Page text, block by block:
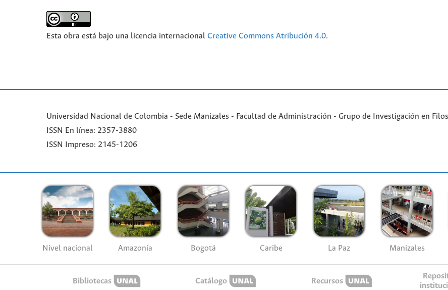
Esta obra está bajo una licencia internacional Creative Commons Atribución 4.0.
Universidad Nacional de Colombia - Sede Manizales - Facultad de Administración - Grupo de Investigación en
ISSN En línea: 2357-3880
ISSN Impreso: 2145-1206
Nivel nacional Amazonía Bogotá Caribe La Paz Manizales
Bibliotecas Catálogo Recursos